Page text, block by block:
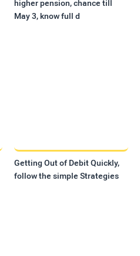
higher pension, chance till
May 3, know full d
Getting Out of Debit Quickly,
follow the simple Strategies